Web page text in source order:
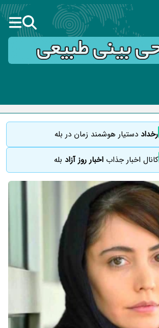
رخداددستیار هوشمند زمان در بله
کانال اخبار جذاباخبار روز آزاد بله